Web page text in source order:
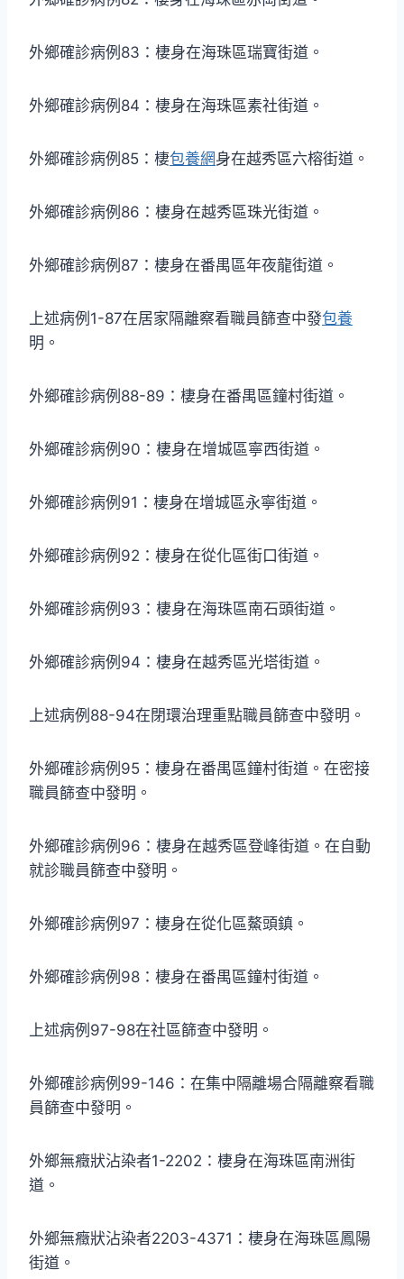
外鄉確診病例83：棲身在海珠區瑞寶街道。
外鄉確診病例84：棲身在海珠區素社街道。
外鄉確診病例85：棲包養網身在越秀區六榕街道。
外鄉確診病例86：棲身在越秀區珠光街道。
外鄉確診病例87：棲身在番禺區年夜龍街道。
上述病例1-87在居家隔離察看職員篩查中發包養
明。
外鄉確診病例88-89：棲身在番禺區鐘村街道。
外鄉確診病例90：棲身在增城區寧西街道。
外鄉確診病例91：棲身在增城區永寧街道。
外鄉確診病例92：棲身在從化區街口街道。
外鄉確診病例93：棲身在海珠區南石頭街道。
外鄉確診病例94：棲身在越秀區光塔街道。
上述病例88-94在閉環治理重點職員篩查中發明。
外鄉確診病例95：棲身在番禺區鐘村街道。在密接
職員篩查中發明。
外鄉確診病例96：棲身在越秀區登峰街道。在自動
就診職員篩查中發明。
外鄉確診病例97：棲身在從化區鰲頭鎮。
外鄉確診病例98：棲身在番禺區鐘村街道。
上述病例97-98在社區篩查中發明。
外鄉確診病例99-146：在集中隔離場合隔離察看職
員篩查中發明。
外鄉無癥狀沾染者1-2202：棲身在海珠區南洲街
道。
外鄉無癥狀沾染者2203-4371：棲身在海珠區鳳陽
街道。